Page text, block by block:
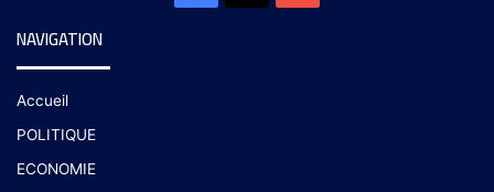
NAVIGATION
Accueil
POLITIQUE
ECONOMIE